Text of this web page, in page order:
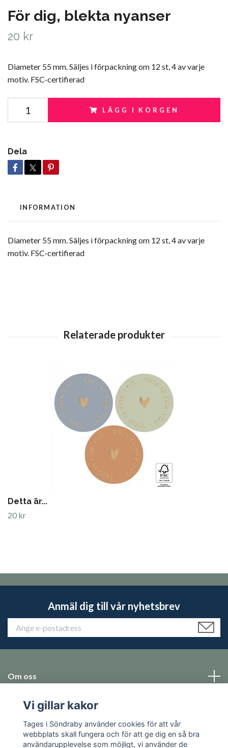
För dig, blekta nyanser
20 kr
Diameter 55 mm. Säljes i förpackning om 12 st, 4 av varje
motiv. FSC-certifierad
LÄGG I KORGEN
Dela
INFORMATION
Diameter 55 mm. Säljes i förpackning om 12 st, 4 av varje
motiv. FSC-certifierad
Detta är...
20 kr
Anmäl dig till vår nyhetsbrev
Om oss
Emballage
Sociala medier
Vi gillar kakor
Tages i Söndraby använder cookies för att vår
webbplats skall fungera och för att ge dig en så bra
användarupplevelse som möjligt, vi använder de